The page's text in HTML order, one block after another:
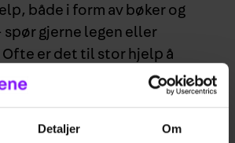
Detaljer Om
både i form av bøker og
spør gjerne legen eller
er det til stor hjelp å
om tanker og bekymringer,
familie eller bekjente som